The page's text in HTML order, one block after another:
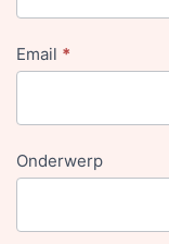
Email *
Onderwerp